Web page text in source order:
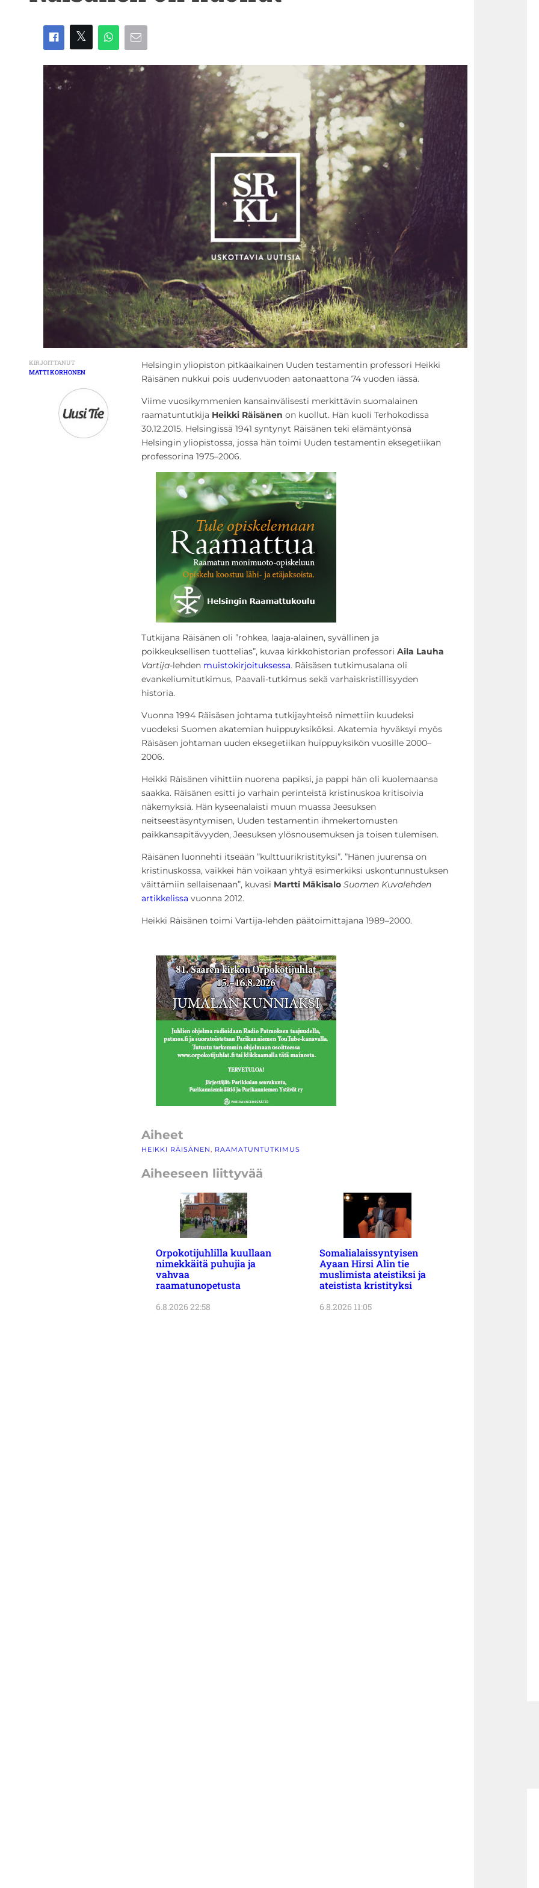
KIRJOITTANUT
MATTI KORHONEN
Helsingin yliopiston pitkäaikainen Uuden testamentin professori Heikki
Räisänen nukkui pois uudenvuoden aatonaattona 74 vuoden iässä.
Viime vuosikymmenien kansainvälisesti merkittävin suomalainen
raamatuntutkija Heikki Räisänen on kuollut. Hän kuoli Terhokodissa
30.12.2015. Helsingissä 1941 syntynyt Räisänen teki elämäntyönsä
Helsingin yliopistossa, jossa hän toimi Uuden testamentin eksegetiikan
professorina 1975–2006.
Tutkijana Räisänen oli ”rohkea, laaja-alainen, syvällinen ja
poikkeuksellisen tuottelias”, kuvaa kirkkohistorian professori Aila Lauha
Vartija-lehden muistokirjoituksessa. Räisäsen tutkimusalana oli
evankeliumitutkimus, Paavali-tutkimus sekä varhaiskristillisyyden
historia.
Vuonna 1994 Räisäsen johtama tutkijayhteisö nimettiin kuudeksi
vuodeksi Suomen akatemian huippuyksiköksi. Akatemia hyväksyi myös
Räisäsen johtaman uuden eksegetiikan huippuyksikön vuosille 2000–
2006.
Heikki Räisänen vihittiin nuorena papiksi, ja pappi hän oli kuolemaansa
saakka. Räisänen esitti jo varhain perinteistä kristinuskoa kritisoivia
näkemyksiä. Hän kyseenalaisti muun muassa Jeesuksen
neitseestäsyntymisen, Uuden testamentin ihmekertomusten
paikkansapitävyyden, Jeesuksen ylösnousemuksen ja toisen tulemisen.
Räisänen luonnehti itseään ”kulttuurikristityksi”. ”Hänen juurensa on
kristinuskossa, vaikkei hän voikaan yhtyä esimerkiksi uskontunnustuksen
väittämiin sellaisenaan”, kuvasi Martti Mäkisalo Suomen Kuvalehden
artikkelissa vuonna 2012.
Heikki Räisänen toimi Vartija-lehden päätoimittajana 1989–2000.
Aiheet
HEIKKI RÄISÄNEN RAAMATUNTUTKIMUS
Aiheeseen liittyvää
Orpokotijuhlilla kuullaan
nimekkäitä puhujia ja
vahvaa
raamatunopetusta
6.8.2026 22:58
Somalialaissyntyisen
Ayaan Hirsi Alin tie
muslimista ateistiksi ja
ateistista kristityksi
6.8.2026 11:05